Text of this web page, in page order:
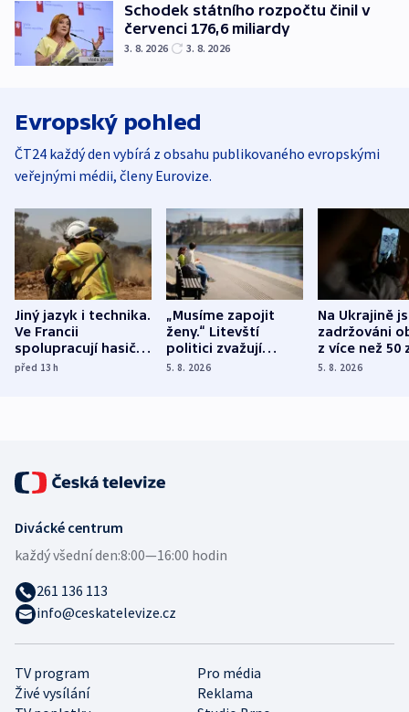
Schodek státního rozpočtu činil v
červenci 176,6 miliardy
3. 8. 2026 3. 8. 2026
Evropský pohled
ČT24 každý den vybírá z obsahu publikovaného evropskými
veřejnými médii, členy Eurovize.
Jiný jazyk i technika.
Ve Francii
spolupracují hasiči z
různých zemí
před 13h
„Musíme zapojit
ženy.“ Litevští
politici zvažují
dohodu o
5. 8. 2026
Na Ukrajině
zadržováni
z více než 50
Bojovali na
5. 8. 2026
TV program
Pro média
Živé vysílání
Reklama
Divácké centrum
každý všední den:8:00—16:00 hodin
261 136 113
info@ceskatelevize.cz